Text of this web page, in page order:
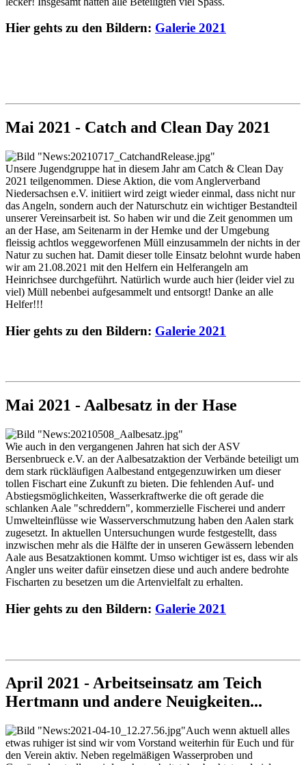
Hier gehts zu den Bildern: Galerie 2021
Mai 2021 - Catch and Clean Day 2021
Unsere Jugendgruppe hat in diesem Jahr am Catch & Clean Day
2021 teilgenommen. Diese Aktion, die vom Anglerverband
Niedersachsen e.V. initiiert wird zeigt wieder einmal, dass nicht nur
das Angeln, sondern auch der Naturschutz ein wichtiger Bestandteil
unserer Vereinsarbeit ist. So haben wir und die Zeit genommen um
an der Hase, am Seitenarm in der Hemke und der Umgebung
fleissig achtlos weggeworfenen Müll einzusammeln der nichts in der
Natur zu suchen hat. Damit dieser tolle Einsatz belohnt wurde haben
wir am 21.08.2021 mit den Helfern ein Helferangeln am
Heinrichsee durchgeführt. Natürlich wurde auch hier (leider viel zu
viel) Müll nebenbei aufgesammelt und entsorgt! Danke an alle
Helfer!!!
Hier gehts zu den Bildern: Galerie 2021
Mai 2021 - Aalbesatz in der Hase
Wie auch in den vergangenen Jahren hat sich der ASV
Bersenbrueck e.V. an der Aalbesatzaktion der Verbände beteiligt um
dem stark rückläufigen Aalbestand entgegenzuwirken um dieser
tollen Fischart eine Zukunft zu bieten. Die fehlenden Auf- und
Abstiegsmöglichkeiten, Wasserkraftwerke die oft gerade die
schlanken Aale "schreddern", kommerzielle Fischerei und anderr
Umwelteinflüsse wie Wasserverschmutzung haben den Aalen stark
zugesetzt. In aktuellen Untersuchungen wurde festgestellt, dass
inzwischen mehr als die Hälfte der in unseren Gewässern lebenden
Aale aus Besatzaktionen kommt. Umso wichtiger ist es, dass wir als
Angler uns weiter dafür einsetzen diese und auch andere bedrohte
Fischarten zu besetzen um die Artenvielfalt zu erhalten.
Hier gehts zu den Bildern: Galerie 2021
April 2021 - Arbeitseinsatz am Teich
Hertmann und andere Neuigkeiten...
Auch wenn aktuell alles
etwas ruhiger ist sind wir vom Vorstand weiterhin für Euch und für
den Verein aktiv. Neben regelmäßigen Wasserproben und